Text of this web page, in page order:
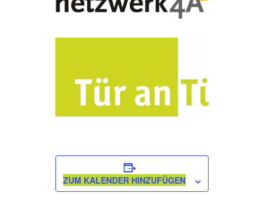
ZUM KALENDER HINZUFÜGEN